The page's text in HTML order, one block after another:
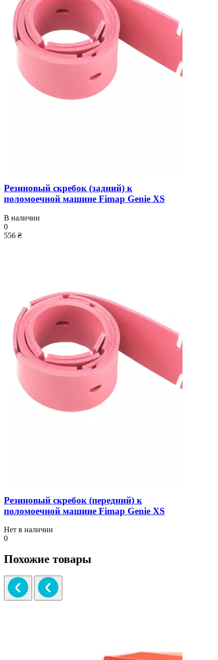
Резиновый скребок (задний) к
поломоечной машине Fimap Genie XS
В наличии
0
556 ₴
Резиновый скребок (передний) к
поломоечной машине Fimap Genie XS
Нет в наличии
0
Похожие товары